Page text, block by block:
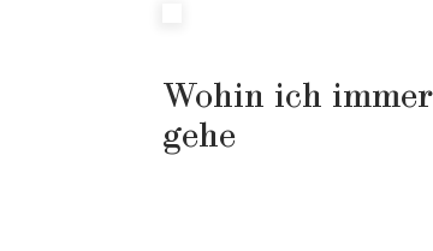
Wohin ich immer
gehe